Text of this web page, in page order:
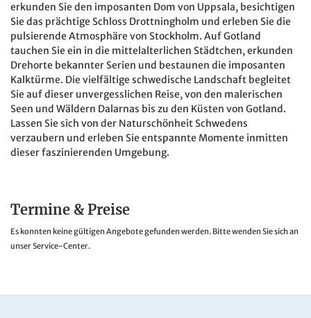
erkunden Sie den imposanten Dom von Uppsala, besichtigen
Sie das prächtige Schloss Drottningholm und erleben Sie die
pulsierende Atmosphäre von Stockholm. Auf Gotland
tauchen Sie ein in die mittelalterlichen Städtchen, erkunden
Drehorte bekannter Serien und bestaunen die imposanten
Kalktürme. Die vielfältige schwedische Landschaft begleitet
Sie auf dieser unvergesslichen Reise, von den malerischen
Seen und Wäldern Dalarnas bis zu den Küsten von Gotland.
Lassen Sie sich von der Naturschönheit Schwedens
verzaubern und erleben Sie entspannte Momente inmitten
dieser faszinierenden Umgebung.
Termine & Preise
Es konnten keine gültigen Angebote gefunden werden. Bitte wenden Sie sich an
unser Service-Center.